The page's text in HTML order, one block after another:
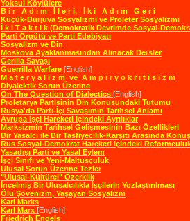
Yoksul Köylülere
B i r A d ı m İ l e r i, İ k i A d ı m G e r i
Küçük-Burjuva Sosyalizmi ve Proleter Sosyalizmi
İ k i T a k t i k (Demokratik Devrimde Sosyal-
Parti Örgütü ve Parti Edebiyatı
Sosyalizm ve Din
Moskova Ayaklanmasından Alınacak Dersler
Gerilla Savaşı
Guerrilla Warfare [English]
M a t e r y a l i z m ve A m p i r y o k r i t i s i z m
Diyalektik Sorun Üzerine
On The Question of Dialectics [English]
Proletarya Partisinin Din Konusundaki Tutumu
Rusya'da Parti-İçi Savaşımın Tarihsel Anlamı
Avrupa İşçi Hareketi İçindeki Ayrılıklar
Marksizmin Tarihsel Gelişmesinin Bazı Özellikleri
Bir Yasalcı ile Bir Tasfiyecilik-Karşıtı Arasında
Rus Sosyal-Demokrat Hareketi İçindeki
Yasadışı Parti ve Yasal Eylem
İşçi Sınıfı ve Yeni-Maltusçuluk
Ulusal Sorun Üzerine Tezler
"Ulusal-Kültürel" Özerklik
İncelmiş Bir Ulusalcılıkla İşçilerin Yozlaştırılması
Ölü Şovenizm, Yaşayan Sosyalizm
Karl Marks
Karl Marx [English]
Friedrich Engels